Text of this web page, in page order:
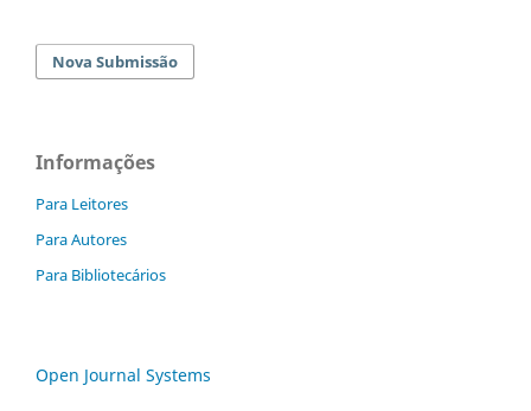
Nova Submissão
Informações
Para Leitores
Para Autores
Para Bibliotecários
Open Journal Systems